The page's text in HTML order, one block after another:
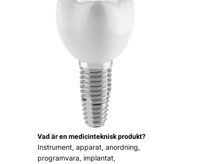
Vad är en medicinteknisk produkt?
Instrument, apparat, anordning,
programvara, implantat,